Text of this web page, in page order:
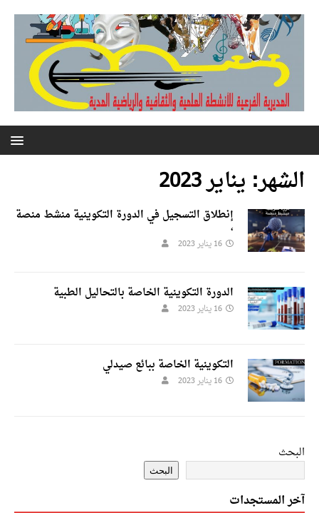
الشهر: يناير 2023
إنطلاق التسجيل في الدورة التكوينية منشط منصة
،
16 يناير 2023
الدورة التكوينية الخاصة بالتحاليل الطبية
16 يناير 2023
التكوينية الخاصة ببائع صيدلي
16 يناير 2023
البحث
البحث
آخر المستجدات